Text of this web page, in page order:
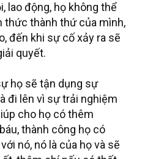
lao động, họ không thể
thức thành thứ của mình,
đến khi sự cố xảy ra sẽ
quyết.
họ sẽ tận dụng sự
đi lên vì sự trải nghiệm
cho họ có thêm
thành công họ có
nó, nó là của họ và sẽ